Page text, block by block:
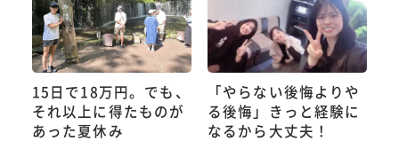
15日で18万円。でも、
それ以上に得たものが
あった夏休み
「やらない後悔よりや
る後悔」きっと経験に
なるから大丈夫！